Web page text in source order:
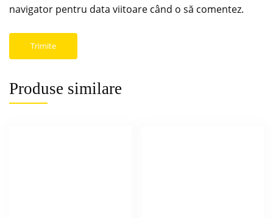
navigator pentru data viitoare când o să comentez.
Produse similare